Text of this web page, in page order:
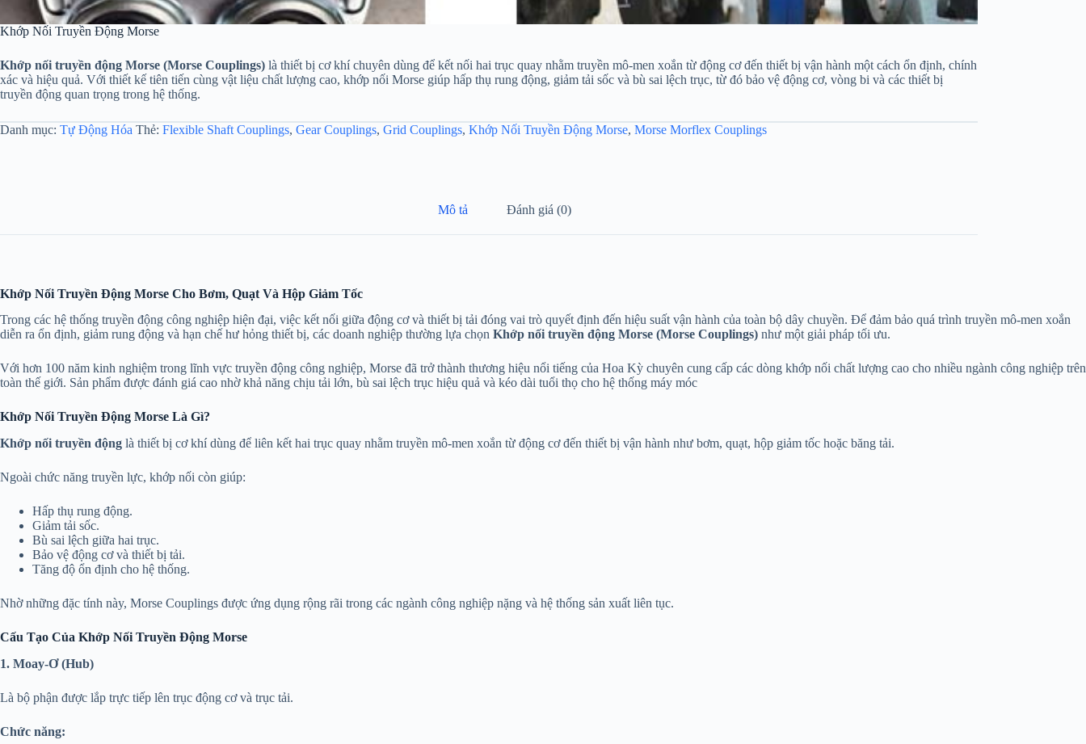
Khớp Nối Truyền Động Morse
Khớp nối truyền động Morse (Morse Couplings) là thiết bị cơ khí chuyên dùng để kết nối hai trục quay nhằm truyền mô-men xoắn từ động cơ đến thiết bị vận hành một cách ổn định, chính
xác và hiệu quả. Với thiết kế tiên tiến cùng vật liệu chất lượng cao, khớp nối Morse giúp hấp thụ rung động, giảm tải sốc và bù sai lệch trục, từ đó bảo vệ động cơ, vòng bi và các thiết bị
truyền động quan trọng trong hệ thống.
Danh mục: Tự Động Hóa Thẻ: Flexible Shaft Couplings, Gear Couplings, Grid Couplings, Khớp Nối Truyền Động Morse, Morse Morflex Couplings
Mô tả Đánh giá (0)
Khớp Nối Truyền Động Morse Cho Bơm, Quạt Và Hộp Giảm Tốc
Trong các hệ thống truyền động công nghiệp hiện đại, việc kết nối giữa động cơ và thiết bị tải đóng vai trò quyết định đến hiệu suất vận hành của toàn bộ dây chuyền. Để đảm bảo quá trình truyền mô-men xoắn
diễn ra ổn định, giảm rung động và hạn chế hư hỏng thiết bị, các doanh nghiệp thường lựa chọn Khớp nối truyền động Morse (Morse Couplings) như một giải pháp tối ưu.
Với hơn 100 năm kinh nghiệm trong lĩnh vực truyền động công nghiệp, Morse đã trở thành thương hiệu nổi tiếng của Hoa Kỳ chuyên cung cấp các dòng khớp nối chất lượng cao cho nhiều ngành công nghiệp trên
toàn thế giới. Sản phẩm được đánh giá cao nhờ khả năng chịu tải lớn, bù sai lệch trục hiệu quả và kéo dài tuổi thọ cho hệ thống máy móc
Khớp Nối Truyền Động Morse Là Gì?
Khớp nối truyền động là thiết bị cơ khí dùng để liên kết hai trục quay nhằm truyền mô-men xoắn từ động cơ đến thiết bị vận hành như bơm, quạt, hộp giảm tốc hoặc băng tải.
Ngoài chức năng truyền lực, khớp nối còn giúp:
Hấp thụ rung động.
Giảm tải sốc.
Bù sai lệch giữa hai trục.
Bảo vệ động cơ và thiết bị tải.
Tăng độ ổn định cho hệ thống.
Nhờ những đặc tính này, Morse Couplings được ứng dụng rộng rãi trong các ngành công nghiệp nặng và hệ thống sản xuất liên tục.
Cấu Tạo Của Khớp Nối Truyền Động Morse
1. Moay-Ơ (Hub)
Là bộ phận được lắp trực tiếp lên trục động cơ và trục tải.
Chức năng: